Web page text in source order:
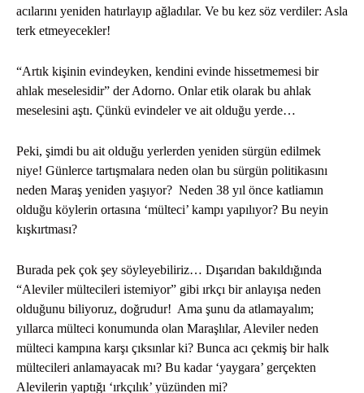
acılarını yeniden hatırlayıp ağladılar. Ve bu kez söz verdiler: Asla
terk etmeyecekler!
“Artık kişinin evindeyken, kendini evinde hissetmemesi bir
ahlak meselesidir” der Adorno. Onlar etik olarak bu ahlak
meselesini aştı. Çünkü evindeler ve ait olduğu yerde…
Peki, şimdi bu ait olduğu yerlerden yeniden sürgün edilmek
niye! Günlerce tartışmalara neden olan bu sürgün politikasını
neden Maraş yeniden yaşıyor? Neden 38 yıl önce katliamın
olduğu köylerin ortasına ‘mülteci’ kampı yapılıyor? Bu neyin
kışkırtması?
Burada pek çok şey söyleyebiliriz… Dışarıdan bakıldığında
“Aleviler mültecileri istemiyor” gibi ırkçı bir anlayışa neden
olduğunu biliyoruz, doğrudur! Ama şunu da atlamayalım;
yıllarca mülteci konumunda olan Maraşlılar, Aleviler neden
mülteci kampına karşı çıksınlar ki? Bunca acı çekmiş bir halk
mültecileri anlamayacak mı? Bu kadar ‘yaygara’ gerçekten
Alevilerin yaptığı ‘ırkçılık’ yüzünden mi?